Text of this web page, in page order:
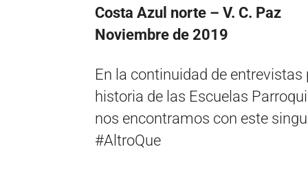
Costa Azul norte – V. C. Paz
Noviembre de 2019
En la continuidad de
historia de las Escuelas
nos encontramos con este
#AltroQue